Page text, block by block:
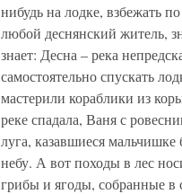
нибудь на лодке, взбежать
любой деснянский житель,
знает: Десна – река
самостоятельно спускать
мастерили кораблики из
реке спадала, Ваня с
луга, казавшиеся
небу. А вот походы в лес
грибы и ягоды, собранные в